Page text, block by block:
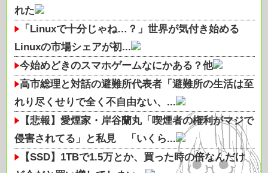
れた
「Linuxで十分じゃね…？」世界が気付き始める
Linuxの市場シェアが初...
今始めどきのスマホゲームなにかある？他
高市総理と対話の避難所代表者「避難所の生活は至
れり尽くせりで全く不自由ない、...
【悲報】愛煙家・岸谷蘭丸「喫煙者の権利がマジで
侵害されてる」と私見 「いくら...
【SSD】1TBで1.5万とか、買った時の倍なんだけ